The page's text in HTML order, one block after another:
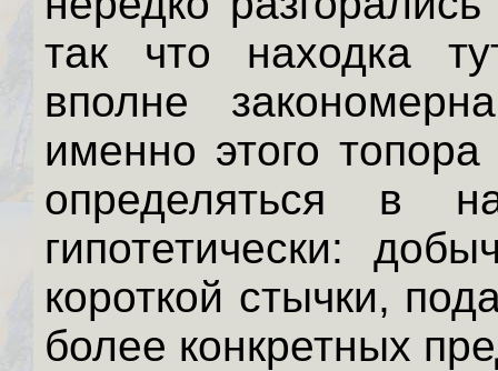
так что находка
вполне
именно этого
определяться в
гипотетически:
короткой стычки,
более конкретных